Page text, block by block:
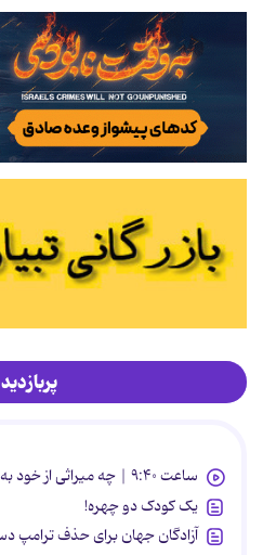
ساعت ۹:۴۰ | چه میراثی از خود به جای گذاشت؟
یک کودک دو چهره!
آزادگان جهان برای حذف ترامپ